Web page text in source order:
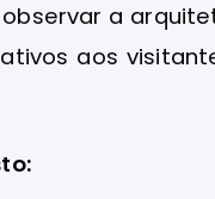
a
aos